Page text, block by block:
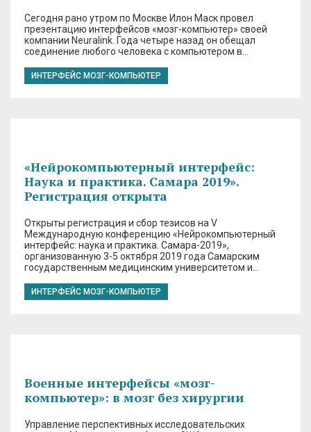
Сегодня рано утром по Москве Илон Маск провел
презентацию интерфейсов «мозг-компьютер» своей
компании Neuralink. Года четыре назад он обещал
соединение любого человека с компьютером в…
ИНТЕРФЕЙС МОЗГ-КОМПЬЮТЕР
«Нейрокомпьютерный интерфейс:
Наука и практика. Самара 2019».
Регистрация открыта
Открыты регистрация и сбор тезисов на V
Международную конференцию «Нейрокомпьютерный
интерфейс: наука и практика. Самара-2019»,
организованную 3-5 октября 2019 года Самарским
государственным медицинским университетом и…
ИНТЕРФЕЙС МОЗГ-КОМПЬЮТЕР
Военные интерфейсы «мозг-
компьютер»: в мозг без хирургии
Управление перспективных исследовательских